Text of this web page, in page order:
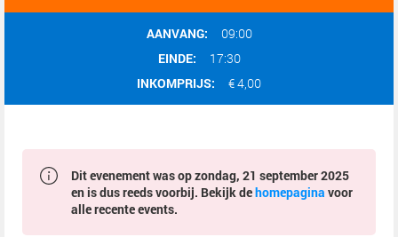
AANVANG:
09:00
EINDE:
17:30
INKOMPRIJS:
€ 4,00
Dit evenement was op zondag, 21 september 2025
en is dus reeds voorbij. Bekijk dehomepagina voor
alle recente events.